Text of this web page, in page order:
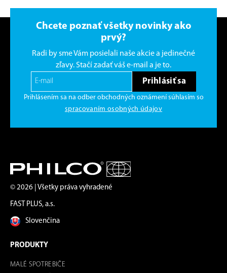
Chcete poznať všetky novinky ako
prvý?
Radi by sme Vám posielali naše akcie a jedinečné
zľavy. Stačí zadať váš e-mail a je to.
Prihlásiť sa
Prihlásením sa na odber obchodných oznámení súhlasím so
spracovaním osobných údajov
© 2026 | Všetky práva vyhradené
FAST PLUS, a.s.
Slovenčina
PRODUKTY
MALÉ SPOTREBIČE